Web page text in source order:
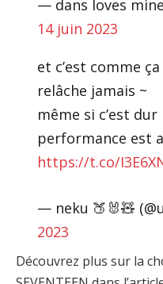
— dans loves
14 juin 2023
et c’est comme
relâche jamais ~
même si c’est
performance est
https://t.co/
— neku 🍑🐰🧸
2023
Découvrez plus sur la